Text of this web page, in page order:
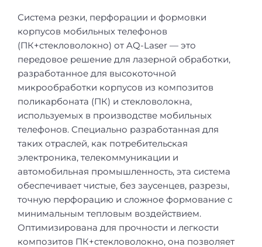
Система резки, перфорации и формовки
корпусов мобильных телефонов
(ПК+стекловолокно) от AQ-Laser — это
передовое решение для лазерной обработки,
разработанное для высокоточной
микрообработки корпусов из композитов
поликарбоната (ПК) и стекловолокна,
используемых в производстве мобильных
телефонов. Специально разработанная для
таких отраслей, как потребительская
электроника, телекоммуникации и
автомобильная промышленность, эта система
обеспечивает чистые, без заусенцев, разрезы,
точную перфорацию и сложное формование с
минимальным тепловым воздействием.
Оптимизирована для прочности и легкости
композитов ПК+стекловолокно, она позволяет